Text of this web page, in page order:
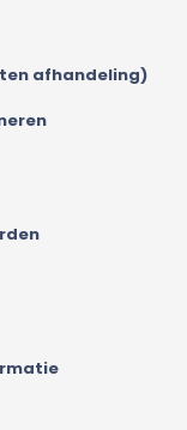
afhandeling)